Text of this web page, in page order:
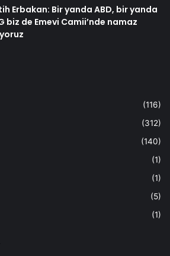
Erbakan: Bir yanda ABD, bir yanda
biz de Emevi Camii’nde namaz
(116)
(312)
(140)
(1)
(1)
(5)
(1)